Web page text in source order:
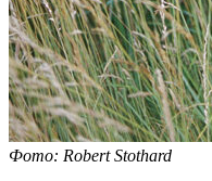
Фото: Robert Stothard